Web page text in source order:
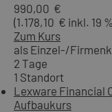
990,00 €
(1.178,10 € inkl. 19
Zum Kurs
als Einzel-/
2 Tage
1 Standort
Lexware Financial
Aufbaukurs